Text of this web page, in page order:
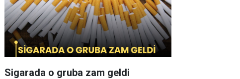
Sigarada o gruba zam geldi